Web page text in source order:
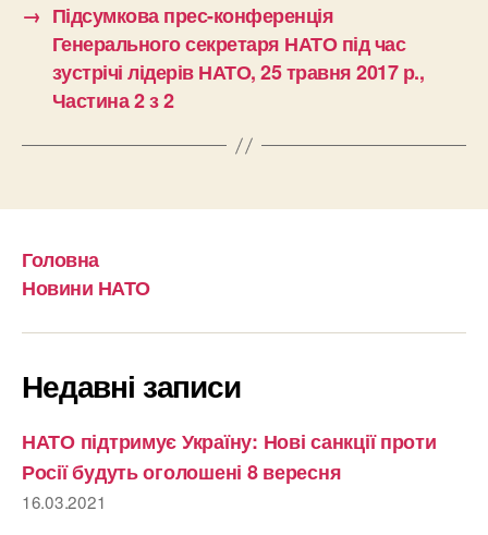
→ Підсумкова прес-конференція
Генерального секретаря НАТО під час
зустрічі лідерів НАТО, 25 травня 2017 р.,
Частина 2 з 2
Головна
Новини НАТО
Недавні записи
НАТО підтримує Україну: Нові санкції проти
Росії будуть оголошені 8 вересня
16.03.2021